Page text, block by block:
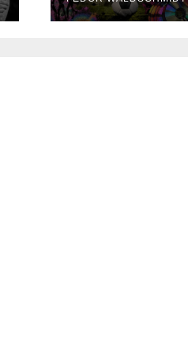
Kleinkunst
FEDOR WALDSCHMIDT